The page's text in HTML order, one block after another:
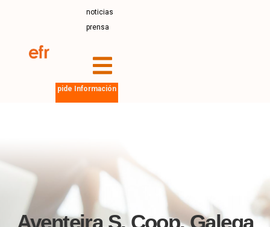
noticias
prensa
pide Información
Aventeira S. Coop. Galega